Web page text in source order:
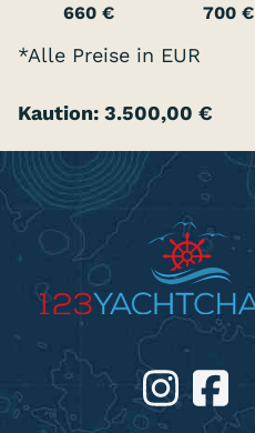
660 € 700 €
*Alle Preise in EUR
Kaution: 3.500,00 €